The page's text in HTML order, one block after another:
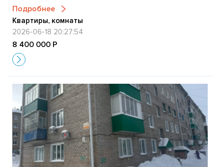
Подробнее
Квартиры, комнаты
2026-06-18 20:27:54
8 400 000 Р